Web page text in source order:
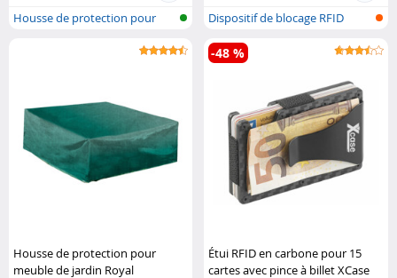
Housse de protection pour
Dispositif de blocage RFID
pour clé..
Housse de protection pour
meuble de jardin Royal
Étui RFID en carbone pour 15
cartes avec pince à billet XCase
-48 %